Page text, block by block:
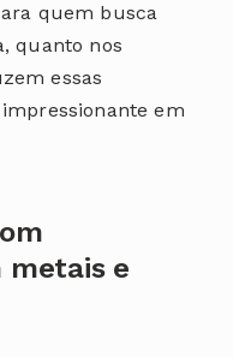
quem busca
quanto nos
essas
em
metais e